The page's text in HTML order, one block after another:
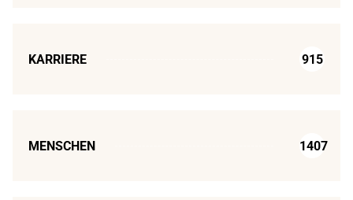
KARRIERE 915
MENSCHEN 1407